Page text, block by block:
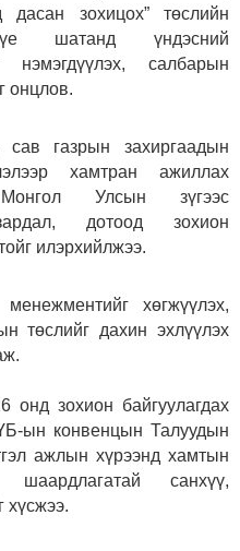
дасан зохицох” төслийн
шатанд үндэсний
нэмэгдүүлэх, салбарын
онцлов.
газрын захиргаадын
хамтран ажиллах
Улсын зүгээс
дотоод зохион
илэрхийлжээ.
хөгжүүлэх,
төслийг дахин эхлүүлэх
онд зохион байгуулагдах
ын конвенцын Талуудын
ажлын хүрээнд хамтын
шаардлагатай санхүү,
хүсжээ.